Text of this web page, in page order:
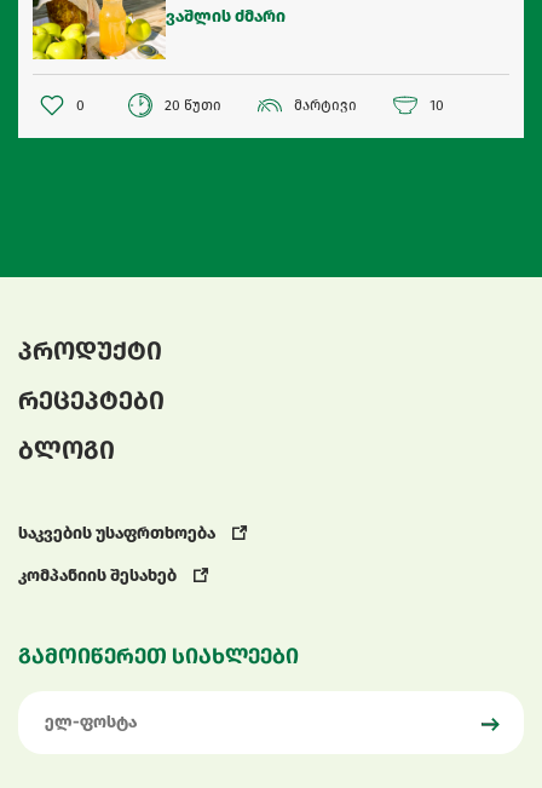
ვაშლის ძმარი
0 20 წუთი მარტივი 10
პროდუქტი
რეცეპტები
ბლოგი
საკვების უსაფრთხოება
კომპანიის შესახებ
გამოიწერეთ სიახლეები